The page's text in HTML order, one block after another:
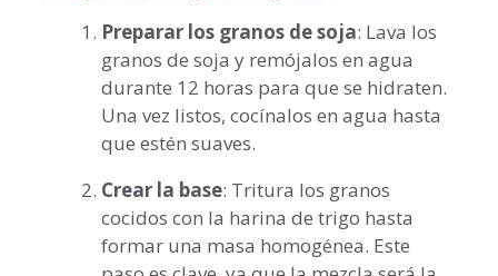
Preparar los granos de soja: Lava los
granos de soja y remójalos en agua
durante 12 horas para que se hidraten.
Una vez listos, cocínalos en agua hasta
que estén suaves.
Crear la base: Tritura los granos
cocidos con la harina de trigo hasta
formar una masa homogénea. Este